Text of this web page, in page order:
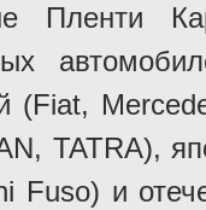
Пленти
(Fiat,
TATRA),
Fuso) и